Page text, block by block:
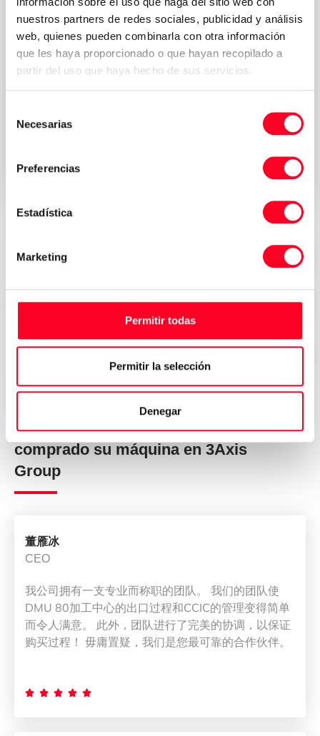
nuestros partners de redes sociales, publicidad y análisis
web, quienes pueden combinarla con otra información
que les haya proporcionado o que hayan recopilado a
partir del uso que haya hecho de sus servicios.
Necesarias
Preferencias
Estadística
Marketing
Permitir todas
Permitir la selección
Denegar
Acepto los términos y condiciones de la
Política de
Precios atractivos
Seguridad, confianza y transparencia
Entrega inmediata en todo el mundo
Opiniones de quienes han
comprado su máquina en 3Axis
Group
董雁冰
CEO
我公司拥有一支专业而称职的团队。 我们的团队使
DMU 80加工中心的出口过程和CCIC的管理变得简单
而令人满意。 此外，团队进行了完美的协调，以保证
购买过程！ 毋庸置疑，我们是您最可靠的合作伙伴。
    